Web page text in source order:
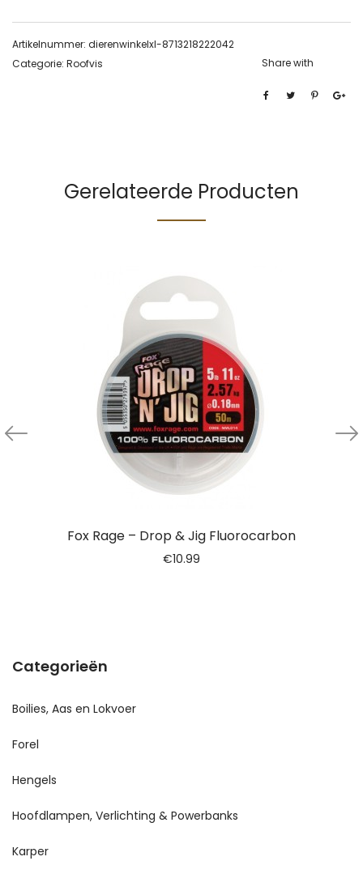
Artikelnummer: dierenwinkelxl-8713218222042
Categorie: Roofvis Share with
Gerelateerde Producten
Fox Rage – Drop & Jig Fluorocarbon
€10.99
Categorieën
Boilies, Aas en Lokvoer
Forel
Hengels
Hoofdlampen, Verlichting & Powerbanks
Karper